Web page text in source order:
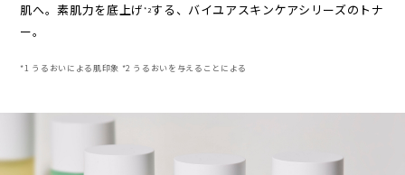
肌へ。素肌力を底上げ *2する、バイユアスキンケアシリーズのトナ
ー。
*1 うるおいによる肌印象 *2 うるおいを与えることによる